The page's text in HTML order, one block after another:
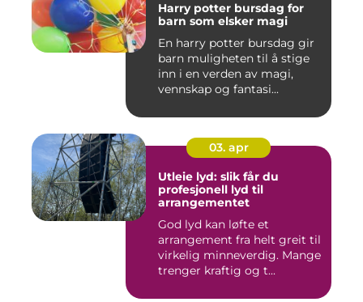
Harry potter bursdag for
barn som elsker magi
En harry potter bursdag gir
barn muligheten til å stige
inn i en verden av magi,
vennskap og fantasi...
03. apr
Utleie lyd: slik får du
profesjonell lyd til
arrangementet
God lyd kan løfte et
arrangement fra helt greit til
virkelig minneverdig. Mange
trenger kraftig og t...